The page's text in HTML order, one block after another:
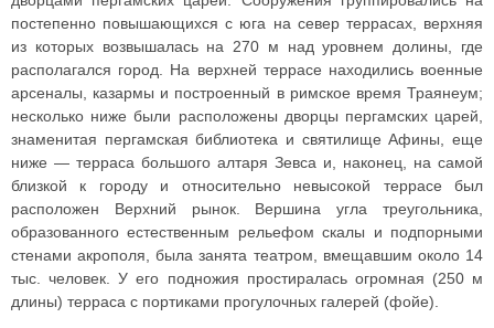
постепенно повышающихся с юга на север террасах, верхняя
из которых возвышалась на 270 м над уровнем долины, где
располагался город. На верхней террасе находились военные
арсеналы, казармы и построенный в римское время Траянеум;
несколько ниже были расположены дворцы пергамских царей,
знаменитая пергамская библиотека и святилище Афины, еще
ниже — терраса большого алтаря Зевса и, наконец, на самой
близкой к городу и относительно невысокой террасе был
расположен Верхний рынок. Вершина угла треугольника,
образованного естественным рельефом скалы и подпорными
стенами акрополя, была занята театром, вмещавшим около 14
тыс. человек. У его подножия простиралась огромная (250 м
длины) терраса с портиками прогулочных галерей (фойе).